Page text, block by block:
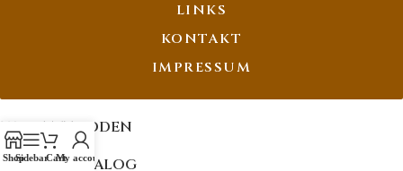
LINKS
KONTAKT
IMPRESSUM
ZAHLMETHODEN
ONLINE KATALOG
ShopSidebarCartMy account